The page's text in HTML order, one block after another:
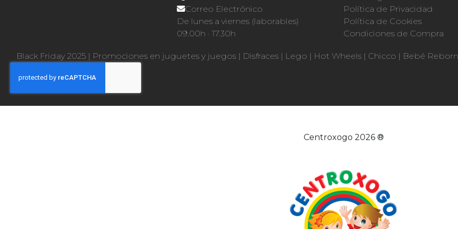
Correo Electrónico
De lunes a viernes (laborables)
09.00h · 17.30h
Política de Privacidad
Política de Cookies
Condiciones de Compra
Black Friday 2025 | Promociones en juguetes y juegos | Disfraces | Lego | Hot Wheels | Chicco | Bebé Reborn
Centroxogo 2026 ®